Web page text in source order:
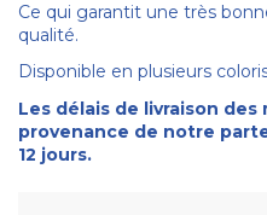
Ce qui garantit une très
qualité.
Disponible en plusieurs
Les délais de livraison des
provenance de notre
12 jours.